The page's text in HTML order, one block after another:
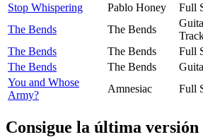
Stop Whispering
Pablo Honey
Full
The Bends
The Bends
The Bends
The Bends
Full
The Bends
The Bends
You and Whose
Army?
Amnesiac Full
Consigue la última